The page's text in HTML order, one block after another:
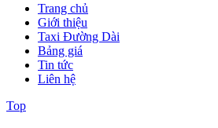
Trang chủ
Giới thiệu
Taxi Đường Dài
Bảng giá
Tin tức
Liên hệ
Top